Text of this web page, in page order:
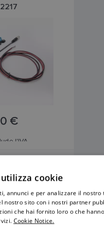
€
l'IVA
da 1 m (3,3
SeaTalk NG.
da
(femmina) da
cookie
annunci e per analizzare il nostro
nostro sito con i nostri partner
che hai fornito loro o che
Cookie Notice.